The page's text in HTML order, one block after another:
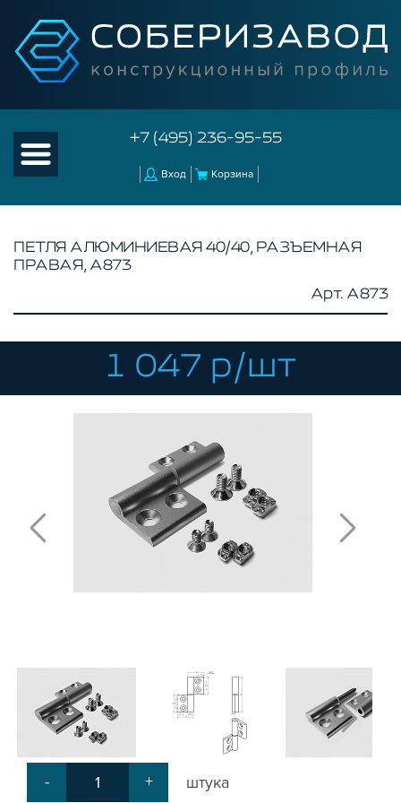
+7 (495) 236-95-55
Вход Корзина
КАТАЛОГ ТОВАРОВ
КОНСТРУКЦИОННЫЙ ПРОФИЛЬ
КОМПЛЕКТУЮЩИЕ К ЧПУ
АКСЕССУАРЫ ДЛЯ V-ПАЗА
Т-БОЛТЫ И Т-ГАЙКИ
УГЛОВЫЕ СОЕДИНИТЕЛИ
СИСТЕМА ТРУБНАЯ МОДУЛЬНАЯ
СИСТЕМА ТРУБНАЯ КОНСТРУКЦИОННАЯ
ВНУТРЕННИЕ УГЛОВЫЕ СОЕДИНИТЕЛИ
2-Х И 3-Х СТОРОННИЕ СОЕДИНИТЕЛИ
АДДИТИВНЫЕ ТОВАРЫ
ОБЩЕСТРОИТЕЛЬНЫЙ ПРОФИЛЬ
ПОДШИПНИКИ
ЛИНЕЙНЫЕ СОЕДИНИТЕЛИ
ДОПОЛНИТЕЛЬНАЯ ОБРАБОТКА
ПАРАЛЛЕЛЬНЫЕ СОЕДИНИТЕЛИ
ПРОМЫШЛЕННАЯ МЕБЕЛЬ
ПЕТЛЯ АЛЮМИНИЕВАЯ 40/40, РАЗЪЕМНАЯ
ПРАВАЯ, A873
Арт. A873
1 047 р/шт
- + штука